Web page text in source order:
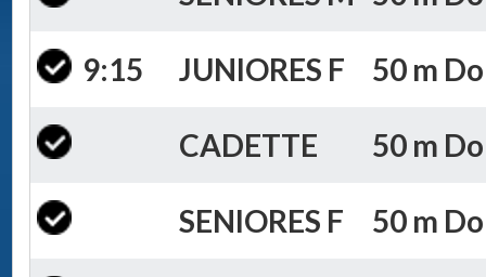
9:15 JUNIORES F 50 m
CADETTE 50 m
SENIORES F 50 m